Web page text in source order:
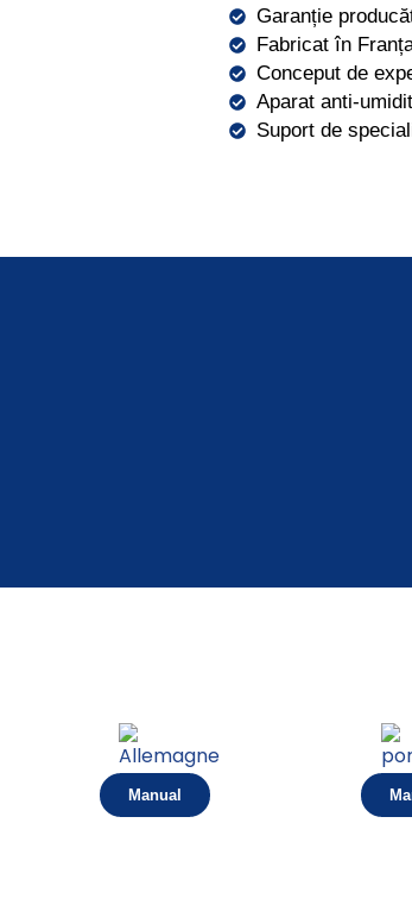
Garanție
Fabricat în
Conceput de
Aparat anti-
Suport de
Manual